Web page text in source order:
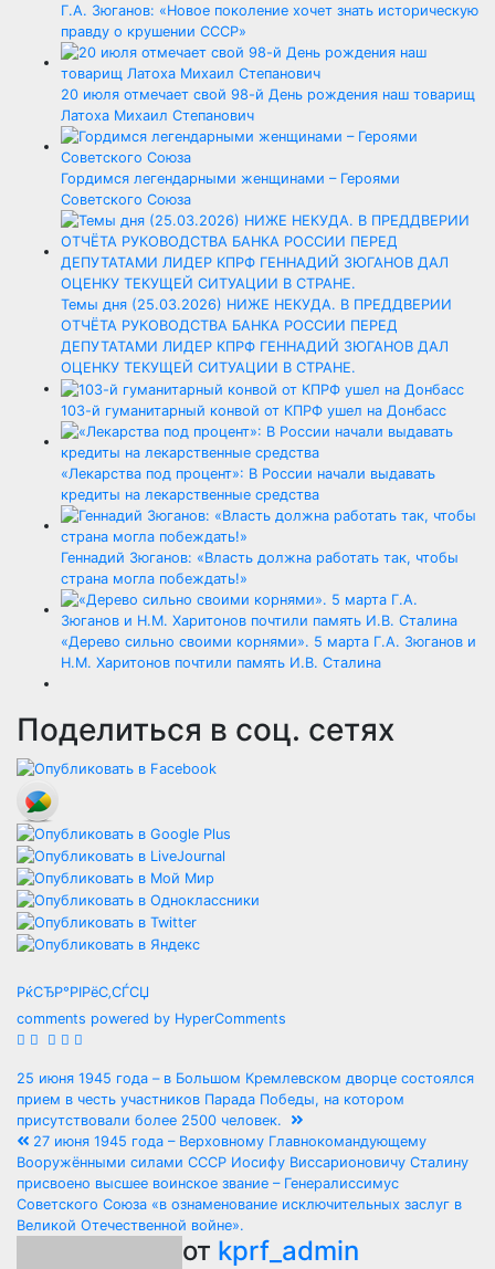
Г.А. Зюганов: «Новое поколение хочет знать историческую
правду о крушении СССР»
20 июля отмечает свой 98-й День рождения наш товарищ
Латоха Михаил Степанович
Гордимся легендарными женщинами – Героями
Советского Союза
Темы дня (25.03.2026) НИЖЕ НЕКУДА. В ПРЕДДВЕРИИ
ОТЧЁТА РУКОВОДСТВА БАНКА РОССИИ ПЕРЕД
ДЕПУТАТАМИ ЛИДЕР КПРФ ГЕННАДИЙ ЗЮГАНОВ ДАЛ
ОЦЕНКУ ТЕКУЩЕЙ СИТУАЦИИ В СТРАНЕ.
103-й гуманитарный конвой от КПРФ ушел на Донбасс
«Лекарства под процент»: В России начали выдавать
кредиты на лекарственные средства
Геннадий Зюганов: «Власть должна работать так, чтобы
страна могла побеждать!»
«Дерево сильно своими корнями». 5 марта Г.А. Зюганов и
Н.М. Харитонов почтили память И.В. Сталина
Поделиться в соц. сетях
РќСЂР°РІРёС‚СЃСЏ
comments powered by HyperComments
Навигация
по
записям
25 июня 1945 года – в Большом Кремлевском дворце состоялся
прием в честь участников Парада Победы, на котором
присутствовали более 2500 человек.
27 июня 1945 года – Верховному Главнокомандующему
Вооружёнными силами СССР Иосифу Виссарионовичу Сталину
присвоено высшее воинское звание – Генералиссимус
Советского Союза «в ознаменование исключительных заслуг в
Великой Отечественной войне».
от kprf_admin